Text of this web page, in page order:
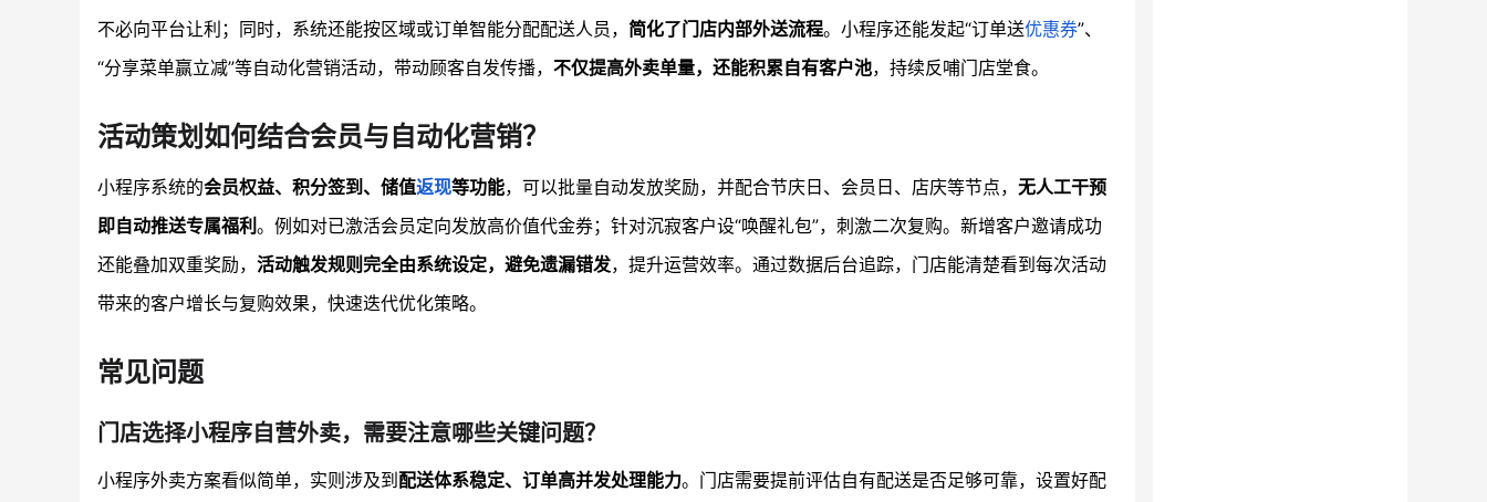
不必向平台让利；同时，系统还能按区域或订单智能分配配送人员， 简化了门店内部外送流程。小程序还能发起“订单送优惠券”、
“分享菜单赢立减”等自动化营销活动，带动顾客自发传播， 不仅提高外卖单量，还能积累自有客户池，持续反哺门店堂食。
活动策划如何结合会员与自动化营销？
小程序系统的会员权益、积分签到、储值返现等功能，可以批量自动发放奖励，并配合节庆日、会员日、店庆等节点， 无人工干预
即自动推送专属福利 。例如对已激活会员定向发放高价值代金券；针对沉寂客户设“唤醒礼包”，刺激二次复购。新增客户邀请成功
还能叠加双重奖励， 活动触发规则完全由系统设定，避免遗漏错发，提升运营效率。通过数据后台追踪，门店能清楚看到每次活动
带来的客户增长与复购效果，快速迭代优化策略。
常见问题
门店选择小程序自营外卖，需要注意哪些关键问题？
小程序外卖方案看似简单，实则涉及到配送体系稳定、订单高并发处理能力。门店需要提前评估自有配送是否足够可靠，设置好配